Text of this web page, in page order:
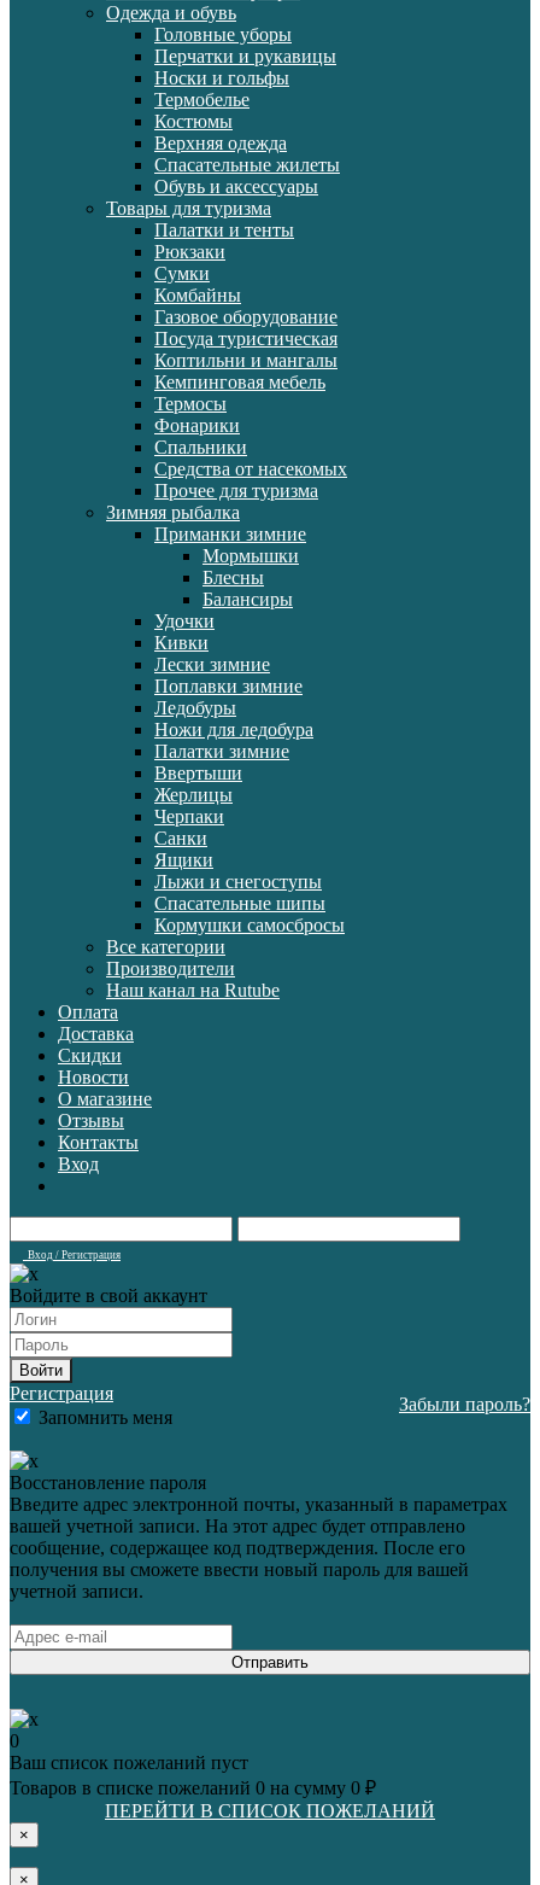
Одежда и обувь
Головные уборы
Перчатки и рукавицы
Носки и гольфы
Термобелье
Костюмы
Верхняя одежда
Спасательные жилеты
Обувь и аксессуары
Товары для туризма
Палатки и тенты
Рюкзаки
Сумки
Комбайны
Газовое оборудование
Посуда туристическая
Коптильни и мангалы
Кемпинговая мебель
Термосы
Фонарики
Спальники
Средства от насекомых
Прочее для туризма
Зимняя рыбалка
Приманки зимние
Мормышки
Блесны
Балансиры
Удочки
Кивки
Лески зимние
Поплавки зимние
Ледобуры
Ножи для ледобура
Палатки зимние
Ввертыши
Жерлицы
Черпаки
Санки
Ящики
Лыжи и снегоступы
Спасательные шипы
Кормушки самосбросы
Все категории
Производители
Наш канал на Rutube
Оплата
Доставка
Скидки
Новости
О магазине
Отзывы
Контакты
Вход
Вход / Регистрация
Войдите в свой аккаунт
Войти
Регистрация
Запомнить меня
Забыли пароль?
Восстановление пароля
Введите адрес электронной почты, указанный в параметрах
вашей учетной записи. На этот адрес будет отправлено
сообщение, содержащее код подтверждения. После его
получения вы сможете ввести новый пароль для вашей
учетной записи.
Отправить
0
Ваш список пожеланий пуст
Товаров в списке пожеланий 0 на сумму 0 ₽
ПЕРЕЙТИ В СПИСОК ПОЖЕЛАНИЙ
×
×